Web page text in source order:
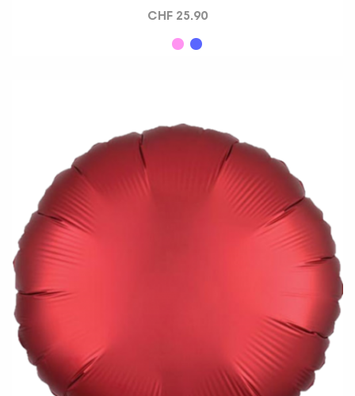
CHF 25.90